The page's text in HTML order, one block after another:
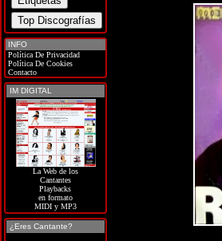
INFO
Política De Privacidad
Política De Cookies
Contacto
IM DIGITAL
La Web de los
Cantantes
Playbacks
en formato
MIDI y MP3
¿Eres Cantante?